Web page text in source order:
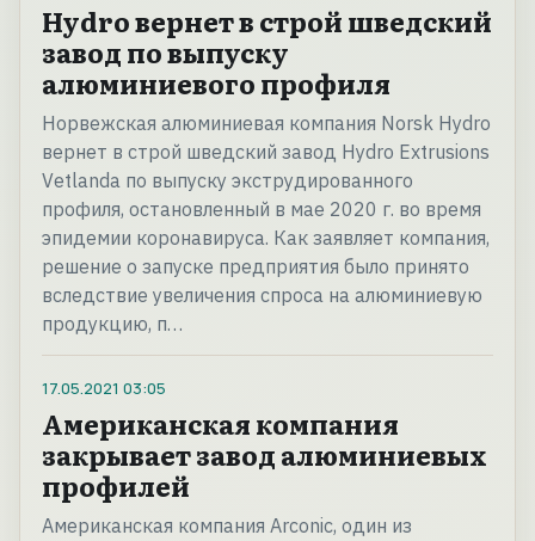
Hydro вернет в строй шведский
завод по выпуску
алюминиевого профиля
Норвежская алюминиевая компания Norsk Hydro
вернет в строй шведский завод Hydro Extrusions
Vetlanda по выпуску экструдированного
профиля, остановленный в мае 2020 г. во время
эпидемии коронавируса. Как заявляет компания,
решение о запуске предприятия было принято
вследствие увеличения спроса на алюминиевую
продукцию, п…
17.05.2021 03:05
Американская компания
закрывает завод алюминиевых
профилей
Американская компания Arconic, один из